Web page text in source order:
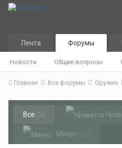
Лента Форумы
Новости Общие вопросы
Главная Все форумы Оружие
Все (2)
Минус - (0)